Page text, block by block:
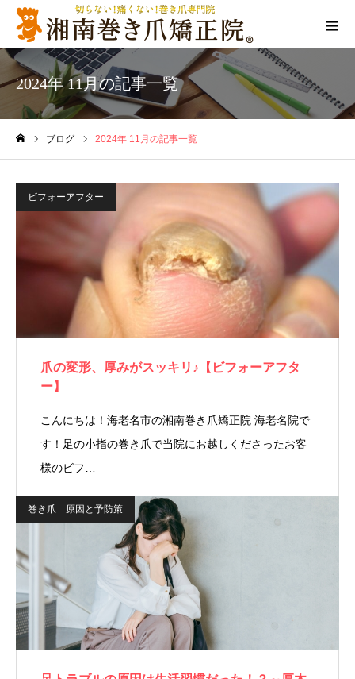
2024年 11月の記事一覧
ブログ 2024年 11月の記事一覧
ビフォーアフター
爪の変形、厚みがスッキリ♪【ビフォーアフタ
ー】
こんにちは！海老名市の湘南巻き爪矯正院 海老名院で
す！足の小指の巻き爪で当院にお越しくださったお客
様のビフ…
巻き爪 原因と予防策